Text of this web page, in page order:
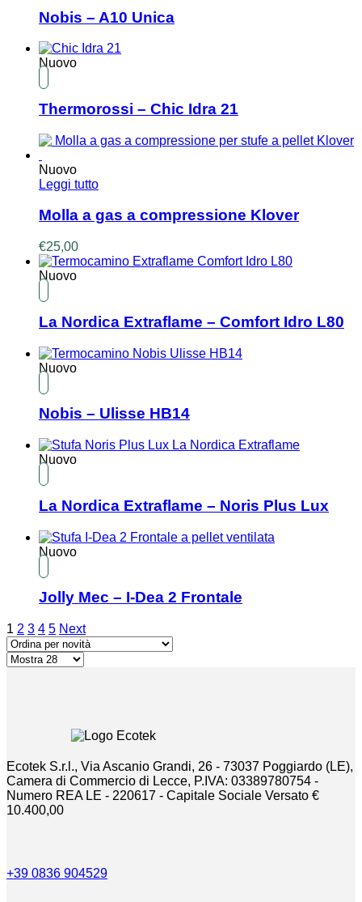
Nobis – A10 Unica
Nuovo
Thermorossi – Chic Idra 21
Nuovo
Leggi tutto
Molla a gas a compressione Klover
€25,00
Nuovo
La Nordica Extraflame – Comfort Idro L80
Nuovo
Nobis – Ulisse HB14
Nuovo
La Nordica Extraflame – Noris Plus Lux
Nuovo
Jolly Mec – I-Dea 2 Frontale
1 2 3 4 5 Next
Ecotek S.r.l., Via Ascanio Grandi, 26 - 73037 Poggiardo (LE),
Camera di Commercio di Lecce, P.IVA: 03389780754 -
Numero REA LE - 220617 - Capitale Sociale Versato €
10.400,00
+39 0836 904529